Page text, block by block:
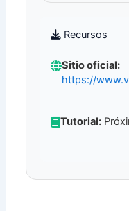
Recursos
Sitio oficial:
https://
Tutorial: